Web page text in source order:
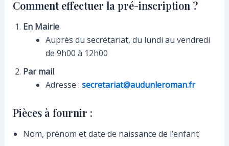
Comment effectuer la pré-inscription ?
En Mairie
Auprès du secrétariat, du lundi au vendredi
de 9h00 à 12h00
Par mail
Adresse : secretariat@audunleroman.fr
Pièces à fournir :
Nom, prénom et date de naissance de l’enfant